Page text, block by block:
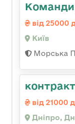
від 25000
Київ
Морська
від 21000
Дніпро,